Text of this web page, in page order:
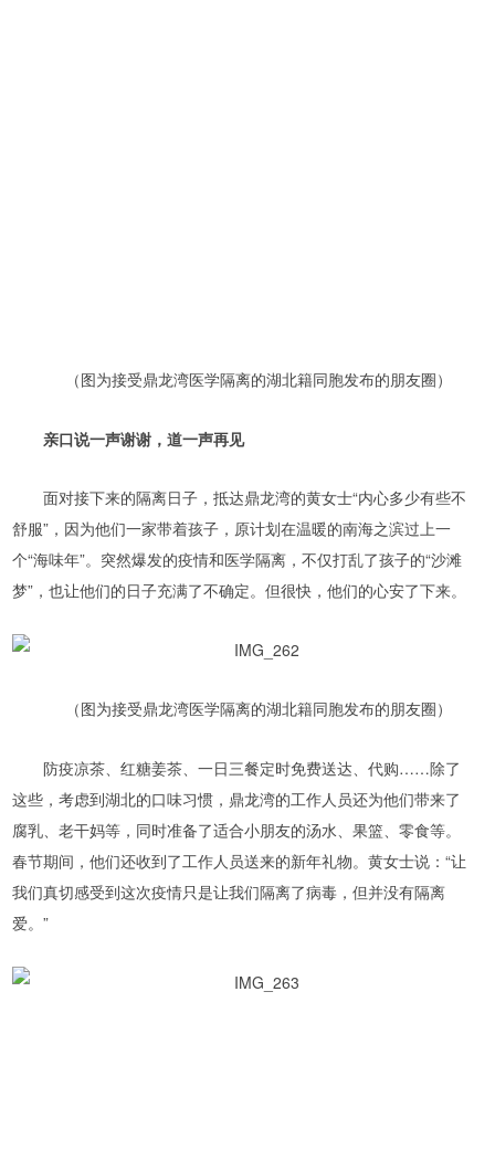
（图为接受鼎龙湾医学隔离的湖北籍同胞发布的朋友圈）
亲口说一声谢谢，道一声再见
面对接下来的隔离日子，抵达鼎龙湾的黄女士“内心多少有些不
舒服”，因为他们一家带着孩子，原计划在温暖的南海之滨过上一
个“海味年”。突然爆发的疫情和医学隔离，不仅打乱了孩子的“沙滩
梦”，也让他们的日子充满了不确定。但很快，他们的心安了下来。
（图为接受鼎龙湾医学隔离的湖北籍同胞发布的朋友圈）
防疫凉茶、红糖姜茶、一日三餐定时免费送达、代购……除了
这些，考虑到湖北的口味习惯，鼎龙湾的工作人员还为他们带来了
腐乳、老干妈等，同时准备了适合小朋友的汤水、果篮、零食等。
春节期间，他们还收到了工作人员送来的新年礼物。黄女士说：“让
我们真切感受到这次疫情只是让我们隔离了病毒，但并没有隔离
爱。”